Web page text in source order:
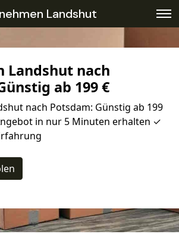
Landshut
Landshut nach
ab 199 €
nach Potsdam: Günstig ab 199
in nur 5 Minuten erhalten ✓